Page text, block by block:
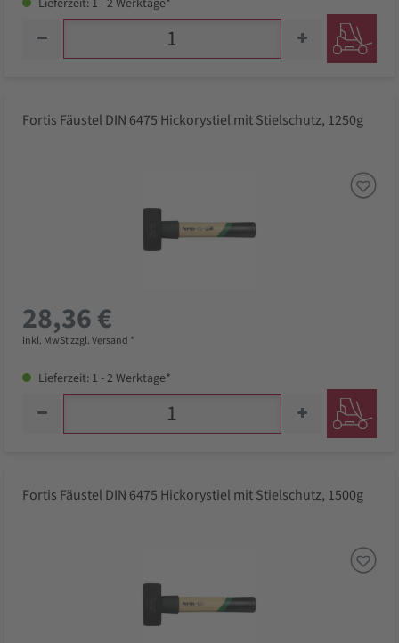
Lieferzeit: 1 - 2 Werktage*
Fortis Fäustel DIN 6475 Hickorystiel mit Stielschutz, 1250g
28,36 €
inkl. MwSt zzgl. Versand *
Lieferzeit: 1 - 2 Werktage*
Fortis Fäustel DIN 6475 Hickorystiel mit Stielschutz, 1500g